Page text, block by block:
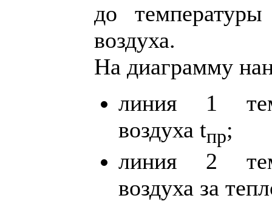
до
воздуха.
На диаграмму
линия 1
воздуха tпр;
линия 2
воздуха за